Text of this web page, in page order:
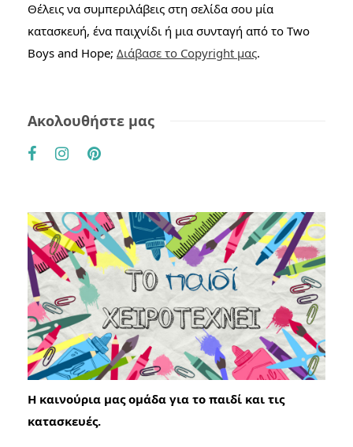
Θέλεις να συμπεριλάβεις στη σελίδα σου μία
κατασκευή, ένα παιχνίδι ή μια συνταγή από το Two
Boys and Hope; Διάβασε το Copyright μας.
Ακολουθήστε μας
Η καινούρια μας ομάδα για το παιδί και τις
κατασκευές.